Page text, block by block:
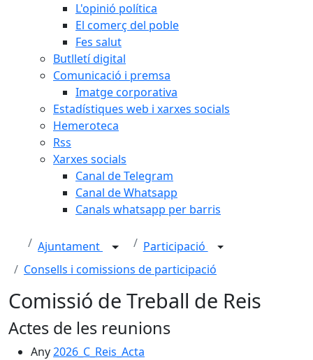
L'opinió política
El comerç del poble
Fes salut
Butlletí digital
Comunicació i premsa
Imatge corporativa
Estadístiques web i xarxes socials
Hemeroteca
Rss
Xarxes socials
Canal de Telegram
Canal de Whatsapp
Canals whatsapp per barris
Ajuntament
Participació
Consells i comissions de participació
Comissió de Treball de Reis
Actes de les reunions
Any2026_C_Reis_Acta